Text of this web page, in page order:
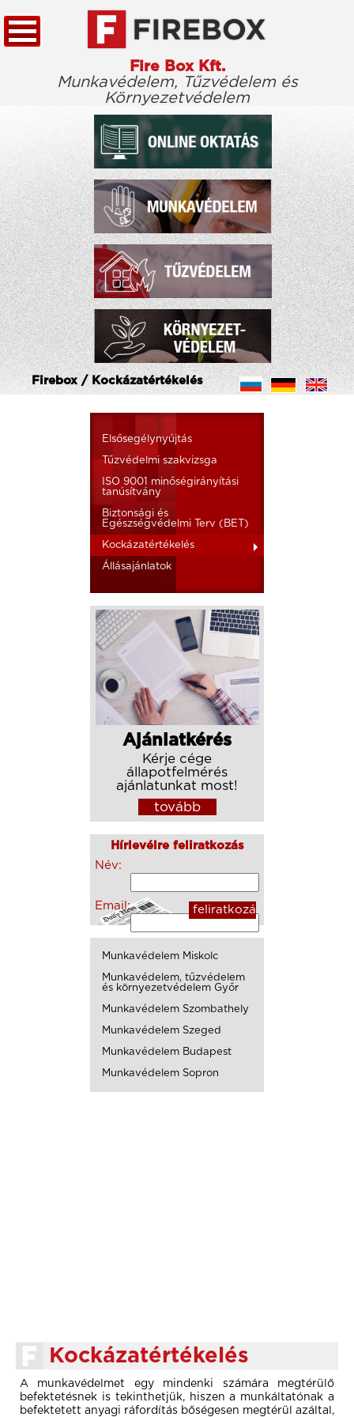
Fire Box Kft.
Munkavédelem, Tűzvédelem és
Környezetvédelem
KEZDŐLAP
TÖRVÉNYTÁR
CÉGÜNKRŐL
KIEMELT ÜGYFELEINK
ELÉRHETŐSÉG
Firebox / Kockázatértékelés
Elsősegélynyújtás
Tűzvédelmi szakvizsga
ISO 9001 minőségirányítási
tanúsítvány
Biztonsági és
Egészségvédelmi Terv (BET)
Kockázatértékelés
Állásajánlatok
Ajánlatkérés
Kérje cége
állapotfelmérés
ajánlatunkat most!
tovább
Hírlevélre feliratkozás
Név:
Email:
Munkavédelem Miskolc
Munkavédelem, tűzvédelem
és környezetvédelem Győr
Munkavédelem Szombathely
Munkavédelem Szeged
Munkavédelem Budapest
Munkavédelem Sopron
Kockázatértékelés
A munkavédelmet egy mindenki számára megtérülő
befektetésnek is tekinthetjük, hiszen a munkáltatónak a
befektetett anyagi ráfordítás bőségesen megtérül azáltal,